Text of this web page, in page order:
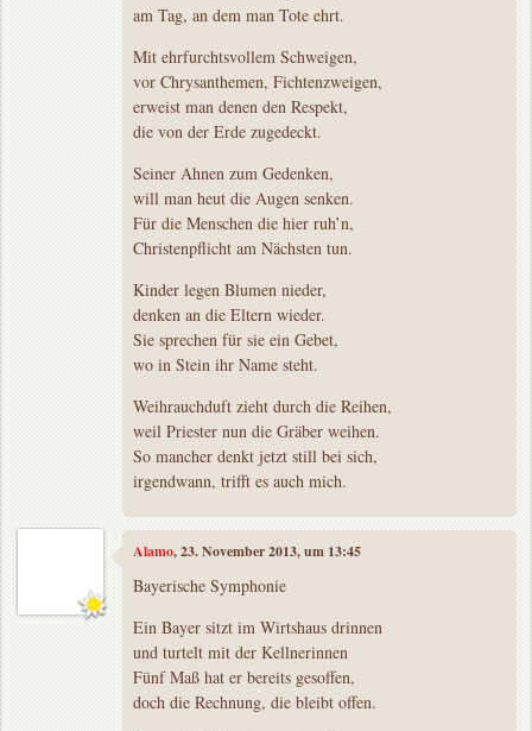
am Tag, an dem man Tote ehrt.
Mit ehrfurchtsvollem Schweigen,
vor Chrysanthemen, Fichtenzweigen,
erweist man denen den Respekt,
die von der Erde zugedeckt.
Seiner Ahnen zum Gedenken,
will man heut die Augen senken.
Für die Menschen die hier ruh’n,
Christenpflicht am Nächsten tun.
Kinder legen Blumen nieder,
denken an die Eltern wieder.
Sie sprechen für sie ein Gebet,
wo in Stein ihr Name steht.
Weihrauchduft zieht durch die Reihen,
weil Priester nun die Gräber weihen.
So mancher denkt jetzt still bei sich,
irgendwann, trifft es auch mich.
Alamo, 23. November 2013, um 13:45
Bayerische Symphonie
Ein Bayer sitzt im Wirtshaus drinnen
und turtelt mit der Kellnerinnen
Fünf Maß hat er bereits gesoffen,
doch die Rechnung, die bleibt offen.